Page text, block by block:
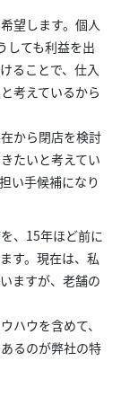
望します。個人
しても利益を出
ることで、仕入
考えているから
から閉店を検討
たいと考えてい
い手候補になり
、15年ほど前に
す。現在は、私
ますが、老舗の
ハウを含めて、
るのが弊社の特